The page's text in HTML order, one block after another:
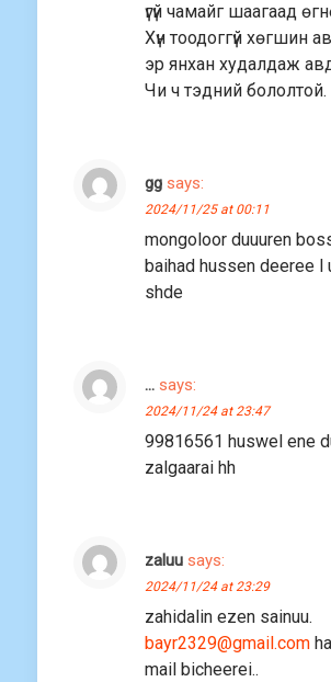
үгүй чамайг шаагаад
Хүн тоодоггүй хөгшин
эр янхан худалдаж
Чи ч тэдний бололтой.
gg says:
2024/11/25 at 00:11
mongoloor duuuren
baihad hussen deeree l
shde
… says:
2024/11/24 at 23:47
99816561 huswel ene
zalgaarai hh
zaluu says:
2024/11/24 at 23:29
zahidalin ezen sainuu.
bayr2329@gmail.com
mail bicheerei..